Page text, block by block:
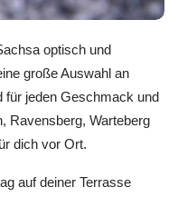
optisch und
große Auswahl an
für jeden Geschmack und
Ravensberg, Warteberg
dich vor Ort.
auf deiner Terrasse